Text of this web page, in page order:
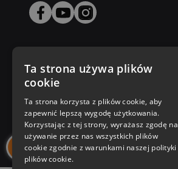
Zakupy u nas
Nasza oferta
Nasi autorzy
Ta strona używa plików
cookie
Ta strona korzysta z plików cookie, aby
zapewnić lepszą wygodę użytkowania.
Korzystając z tej strony, wyrażasz zgodę na
używanie przez nas wszystkich plików
cookie zgodnie z warunkami naszej polityki
plików cookie.